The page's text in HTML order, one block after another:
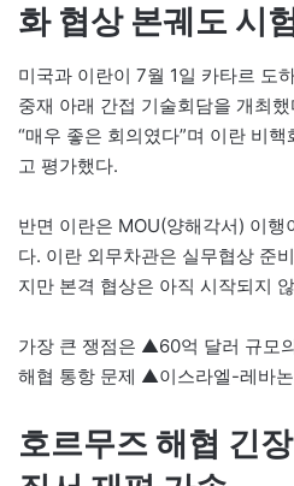
화 협상 본궤도 시
미국과 이란이 7월 1일 카타르 도
중재 아래 간접 기술회담을 개최
“매우 좋은 회의였다”며 이란 비
고 평가했다.
반면 이란은 MOU(양해각서) 이행
다. 이란 외무차관은 실무협상 준
지만 본격 협상은 아직 시작되지
가장 큰 쟁점은 ▲60억 달러 규모
해협 통항 문제 ▲이스라엘-레바
호르무즈 해협 긴